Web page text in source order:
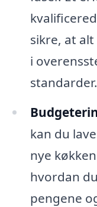
sikre, at
i
standarder.
kan du
nye
hvordan
pengene